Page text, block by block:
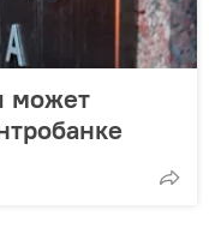
может